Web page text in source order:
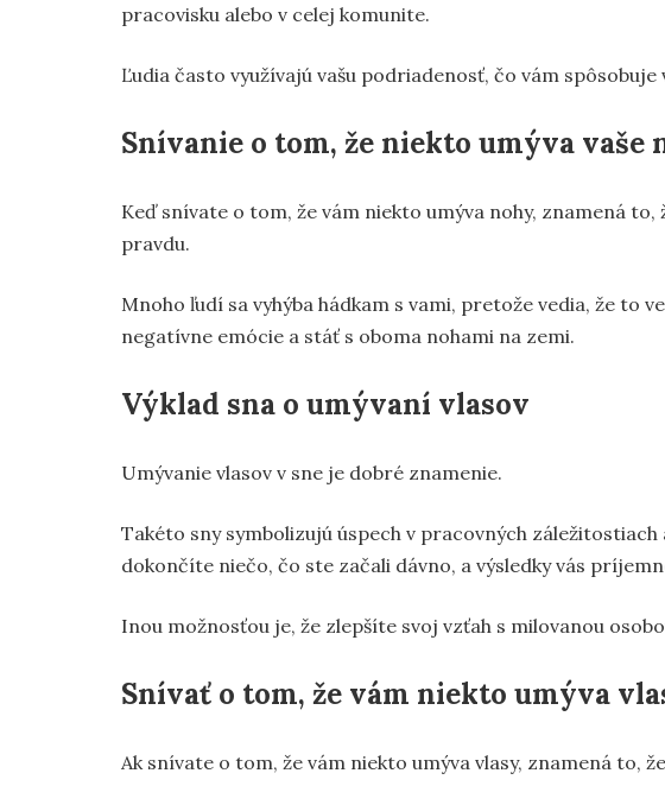
pracovisku alebo v celej komunite.
Ľudia často využívajú vašu podriadenosť, čo vám spôsobuje
Snívanie o tom, že niekto umýva vaše
Keď snívate o tom, že vám niekto umýva nohy, znamená
pravdu.
Mnoho ľudí sa vyhýba hádkam s vami, pretože vedia, že to
negatívne emócie a stáť s oboma nohami na zemi.
Výklad sna o umývaní vlasov
Umývanie vlasov v sne je dobré znamenie.
Takéto sny symbolizujú úspech v pracovných
dokončíte niečo, čo ste začali dávno, a výsledky vás
Inou možnosťou je, že zlepšíte svoj vzťah s milovanou
Snívať o tom, že vám niekto umýva
Ak snívate o tom, že vám niekto umýva vlasy, znamená to,